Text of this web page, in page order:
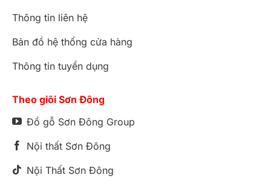
Thông tin liên hệ
Bản đồ hệ thống cửa hàng
Thông tin tuyển dụng
Theo giõi Sơn Đông
Đồ gỗ Sơn Đông Group
Nội thất Sơn Đông
Nội Thất Sơn Đông